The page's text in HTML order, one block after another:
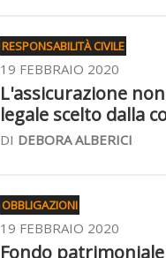
RESPONSABILITÀ CIVILE
19 FEBBRAIO 2020
L'assicurazione
legale scelto dalla
DI DEBORA ALBERICI
OBBLIGAZIONI
19 FEBBRAIO 2020
Fondo